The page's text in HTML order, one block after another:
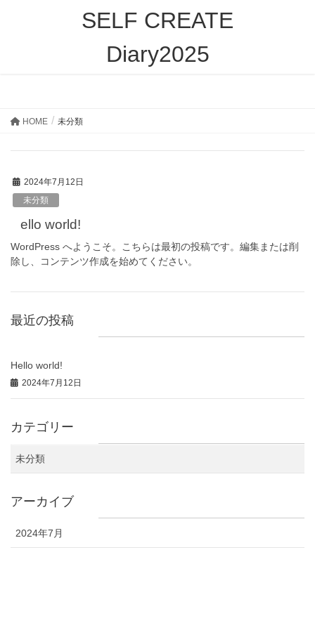
SELF CREATE
Diary2025
HOME 未分類
2024年7月12日
未分類
Hello world!
WordPress へようこそ。こちらは最初の投稿です。編集または削
除し、コンテンツ作成を始めてください。
最近の投稿
Hello world!
2024年7月12日
カテゴリー
未分類
アーカイブ
2024年7月